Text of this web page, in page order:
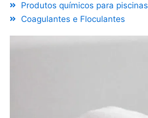
Produtos químicos para piscinas
Coagulantes e Floculantes